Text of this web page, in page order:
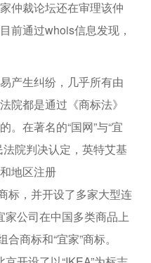
裁论坛还在审理该仲
前通过whois信息发现，
生纠纷，几乎所有由
院都是通过《商标法》
。在著名的“国网”与“宜
院判决认定，英特艾基
地区注册
标，并开设了多家大型连
公司在中国多类商品上
合商标和“宜家”商标。